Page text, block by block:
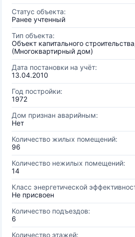
Статус объекта:
Ранее учтенный
Тип объекта:
Объект капитального
(Многоквартирный дом)
Дата постановки на учёт:
13.04.2010
Год постройки:
1972
Дом признан аварийным:
Нет
Количество жилых помещений:
96
Количество нежилых помещений:
14
Класс энергетической
Не присвоен
Количество подъездов:
6
Количество этажей: